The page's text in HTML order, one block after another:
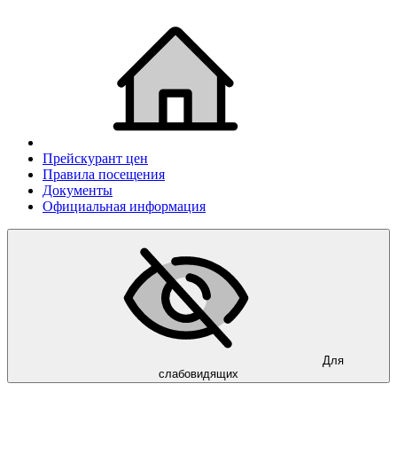
Прейскурант цен
Правила посещения
Документы
Официальная информация
Для
слабовидящих